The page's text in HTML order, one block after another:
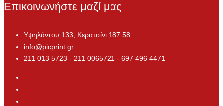
Επικοινωνήστε μαζί μας
Υψηλάντου 133, Κερατσίνι 187 58
info@picprint.gr
211 013 5723 - 211 0065721 - 697 496 4471